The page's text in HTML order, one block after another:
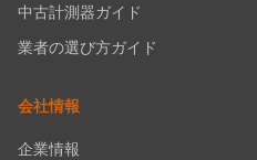
中古計測器ガイド
業者の選び方ガイド
会社情報
企業情報